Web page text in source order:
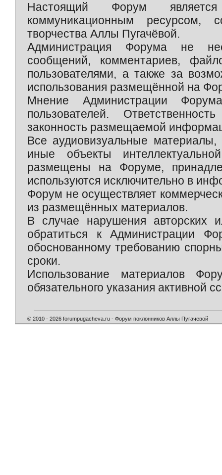
Настоящий Форум является
коммуникационным ресурсом,
творчества Аллы Пугачёвой.
Администрация Форума не
сообщений, комментариев,
пользователями, а также за
использования размещённой на
Мнение Администрации
пользователей.
законность размещаемой
Все аудиовизуальные
иные объекты
размещены на Форуме,
используются исключительно в
Форум не осуществляет
из размещённых материалов.
В случае нарушения авторских
обратиться к Администрации
обоснованному требованию
сроки.
Использование материалов
обязательного указания активной
© 2010 - 2026 forumpugacheva.ru - Форум поклонников Аллы Пугачевой